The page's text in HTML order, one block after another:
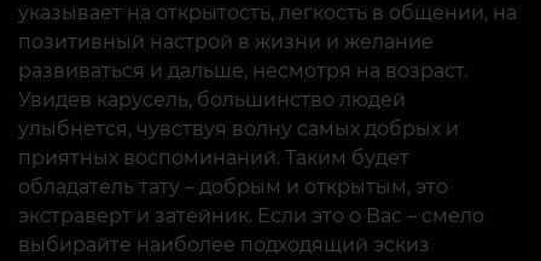
указывает на открытость, легкость в общении, на
позитивный настрой в жизни и желание
развиваться и дальше, несмотря на возраст.
Увидев карусель, большинство людей
улыбнется, чувствуя волну самых добрых и
приятных воспоминаний. Таким будет
обладатель тату – добрым и открытым, это
экстраверт и затейник. Если это о Вас – смело
выбирайте наиболее подходящий эскиз